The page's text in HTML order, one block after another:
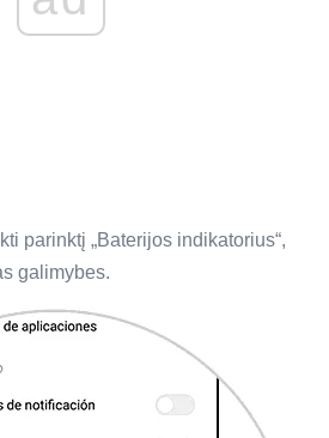
parinktį „Baterijos indikatorius“,
galimybes.